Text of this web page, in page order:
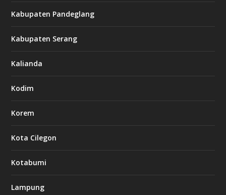
Kabupaten Pandeglang
Kabupaten Serang
Kalianda
Kodim
Korem
Kota Cilegon
Kotabumi
Lampung